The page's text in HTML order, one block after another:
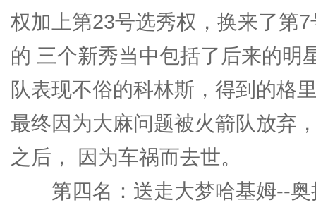
权加上第23号选秀权，换来了第
的 三个新秀当中包括了后来的明
队表现不俗的科林斯，得到的格
最终因为大麻问题被火箭队放弃
之后， 因为车祸而去世。
第四名：送走大梦哈基姆--奥